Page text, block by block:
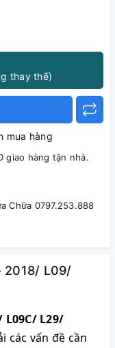
thay thế)
mua hàng
giao hàng tận nhà.
Chữa 0797.253.888
2018/ L09/
L09C/ L29/
các vấn đề cần